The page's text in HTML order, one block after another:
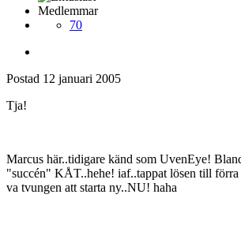
Medlemmar
70
Postad 12 januari 2005
Tja!
Marcus här..tidigare känd som UvenEye!
"succén" KÅT..hehe! iaf..tappat lösen till förra
va tvungen att starta ny..NU! haha